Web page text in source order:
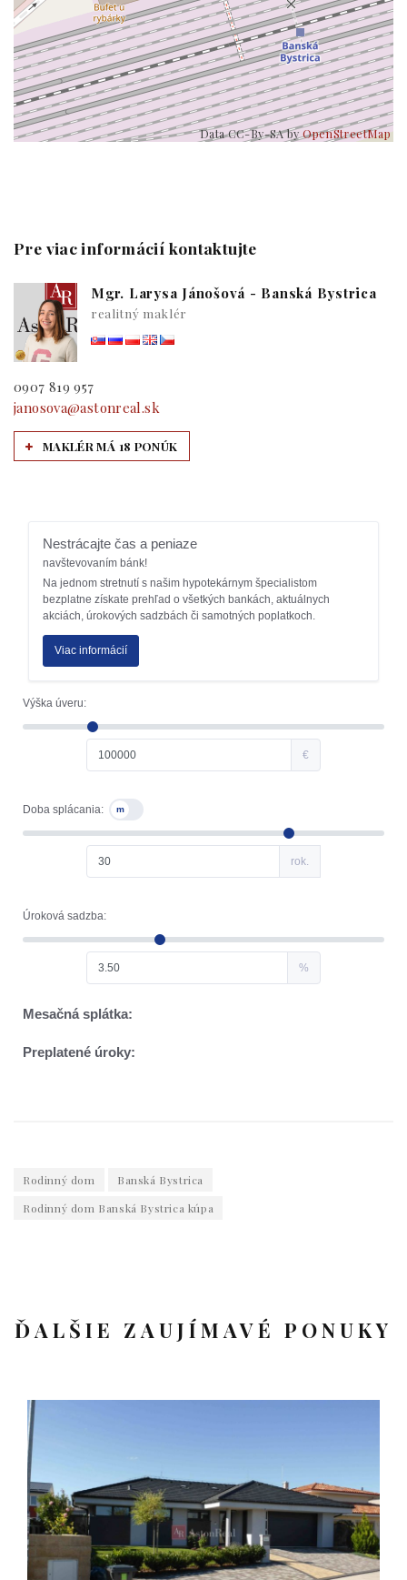
Data CC-By-SA byOpenStreetMap
Pre viac informácií kontaktujte
Mgr. Larysa Jánošová - Banská Bystrica
realitný maklér
0907 819 957
janosova@astonreal.sk
MAKLÉR MÁ 18 PONÚK
Rodinný dom
Banská Bystrica
Rodinný dom Banská Bystrica kúpa
ĎALŠIE ZAUJÍMAVÉ PONUKY